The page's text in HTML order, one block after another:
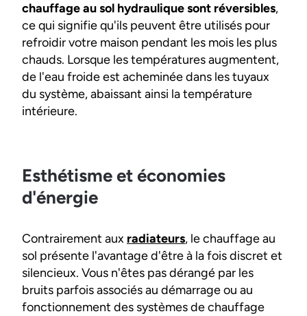
chauffage au sol hydraulique sont réversibles,
ce qui signifie qu'ils peuvent être utilisés pour
refroidir votre maison pendant les mois les plus
chauds. Lorsque les températures augmentent,
de l'eau froide est acheminée dans les tuyaux
du système, abaissant ainsi la température
intérieure.
Esthétisme et économies
d'énergie
Contrairement aux radiateurs, le chauffage au
sol présente l'avantage d'être à la fois discret et
silencieux. Vous n'êtes pas dérangé par les
bruits parfois associés au démarrage ou au
fonctionnement des systèmes de chauffage